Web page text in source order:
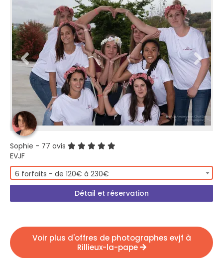
Sophie - 77 avis
EVJF
6 forfaits - de 120€ à 230€
Détail et réservation
Voir plus d'offres de photographes evjf à
Rillieux-la-pape